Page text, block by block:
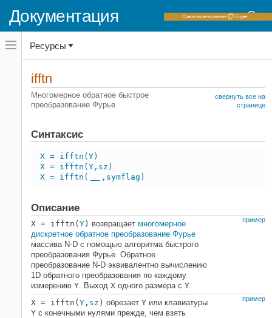
Документация
Переключатель
навигационного
меню
переключатель
навигационного
MATLAB
Математика
НА ЭТОЙ СТРАНИЦЕ
Синтаксис
Примеры
Входные параметры
Больше о
Алгоритмы
Расширенные возможности
Смотрите также
Ресурсы
ifftn
Многомерное обратное быстрое
преобразование Фурье
свернуть все на
странице
Синтаксис
X = ifftn(Y)
X = ifftn(Y,sz)
X = ifftn(
,symflag)
Описание
пример
X = ifftn( Y ) возвращает многомерное
дискретное обратное преобразование Фурье
массива N-D с помощью алгоритма быстрого
преобразования Фурье. Обратное
преобразование N-D эквивалентно вычислению
1D обратного преобразования по каждому
измерению Y. Выход X одного размера с Y.
пример
X = ifftn( Y , sz ) обрезает Y или клавиатуры
Y с конечными нулями прежде, чем взять